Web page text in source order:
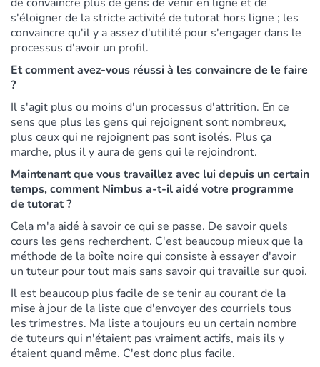
s'éloigner de la stricte activité de tutorat hors ligne ; les
convaincre qu'il y a assez d'utilité pour s'engager dans le
processus d'avoir un profil.
Et comment avez-vous réussi à les convaincre de le faire
?
Il s'agit plus ou moins d'un processus d'attrition. En ce
sens que plus les gens qui rejoignent sont nombreux,
plus ceux qui ne rejoignent pas sont isolés. Plus ça
marche, plus il y aura de gens qui le rejoindront.
Maintenant que vous travaillez avec lui depuis un certain
temps, comment Nimbus a-t-il aidé votre programme
de tutorat ?
Cela m'a aidé à savoir ce qui se passe. De savoir quels
cours les gens recherchent. C'est beaucoup mieux que la
méthode de la boîte noire qui consiste à essayer d'avoir
un tuteur pour tout mais sans savoir qui travaille sur quoi.
Il est beaucoup plus facile de se tenir au courant de la
mise à jour de la liste que d'envoyer des courriels tous
les trimestres. Ma liste a toujours eu un certain nombre
de tuteurs qui n'étaient pas vraiment actifs, mais ils y
étaient quand même. C'est donc plus facile.